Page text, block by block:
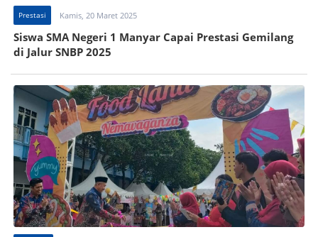
Prestasi Kamis, 20 Maret 2025
Siswa SMA Negeri 1 Manyar Capai Prestasi Gemilang
di Jalur SNBP 2025